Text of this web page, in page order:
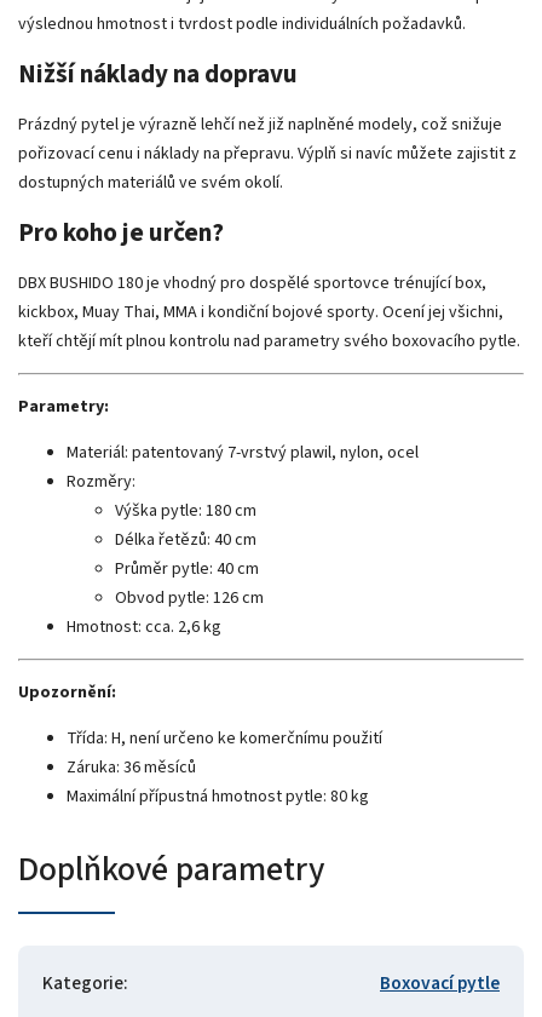
výslednou hmotnost i tvrdost podle individuálních požadavků.
Nižší náklady na dopravu
Prázdný pytel je výrazně lehčí než již naplněné modely, což snižuje
pořizovací cenu i náklady na přepravu. Výplň si navíc můžete zajistit z
dostupných materiálů ve svém okolí.
Pro koho je určen?
DBX BUSHIDO 180 je vhodný pro dospělé sportovce trénující box,
kickbox, Muay Thai, MMA i kondiční bojové sporty. Ocení jej všichni,
kteří chtějí mít plnou kontrolu nad parametry svého boxovacího pytle.
Parametry:
Materiál: patentovaný 7-vrstvý plawil, nylon, ocel
Rozměry:
Výška pytle: 180 cm
Délka řetězů: 40 cm
Průměr pytle: 40 cm
Obvod pytle: 126 cm
Hmotnost: cca. 2,6 kg
Upozornění:
Třída: H, není určeno ke komerčnímu použití
Záruka: 36 měsíců
Maximální přípustná hmotnost pytle: 80 kg
Doplňkové parametry
Kategorie:
Boxovací pytle